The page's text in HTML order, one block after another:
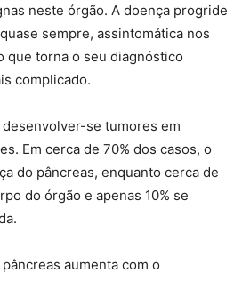
neste órgão. A doença progride
sempre, assintomática nos
que torna o seu diagnóstico
complicado.
se tumores em
Em cerca de 70% dos casos, o
do pâncreas, enquanto cerca de
do órgão e apenas 10% se
aumenta com o